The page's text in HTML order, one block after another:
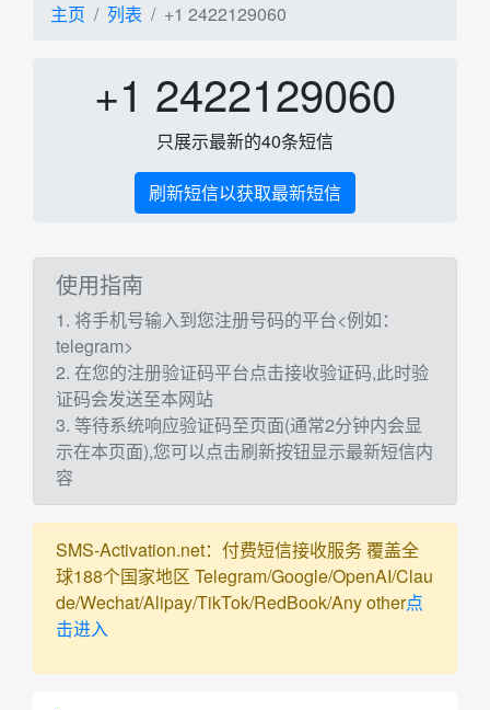
主页 列表 +1 2422129060
+1 2422129060
只展示最新的40条短信
刷新短信以获取最新短信
使用指南
1. 将手机号输入到您注册号码的平台<例如：
telegram>
2. 在您的注册验证码平台点击接收验证码,此时验
证码会发送至本网站
3. 等待系统响应验证码至页面(通常2分钟内会显
示在本页面),您可以点击刷新按钮显示最新短信内
容
SMS-Activation.net：付费短信接收服务 覆盖全
球188个国家地区 Telegram/Google/OpenAI/Clau
de/Wechat/Alipay/TikTok/RedBook/Any other点
击进入